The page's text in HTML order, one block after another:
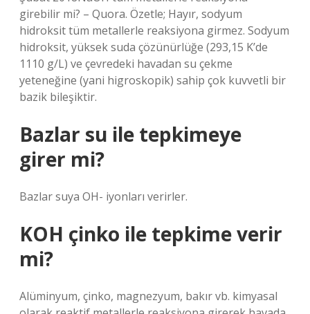
girebilir mi? – Quora. Özetle; Hayır, sodyum
hidroksit tüm metallerle reaksiyona girmez. Sodyum
hidroksit, yüksek suda çözünürlüğe (293,15 K’de
1110 g/L) ve çevredeki havadan su çekme
yeteneğine (yani higroskopik) sahip çok kuvvetli bir
bazik bileşiktir.
Bazlar su ile tepkimeye
girer mi?
Bazlar suya OH- iyonları verirler.
KOH çinko ile tepkime verir
mi?
Alüminyum, çinko, magnezyum, bakır vb. kimyasal